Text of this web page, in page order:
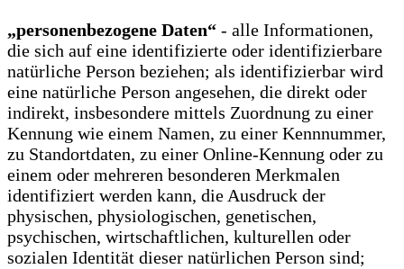
„personenbezogene Daten“ - alle Informationen,
die sich auf eine identifizierte oder identifizierbare
natürliche Person beziehen; als identifizierbar wird
eine natürliche Person angesehen, die direkt oder
indirekt, insbesondere mittels Zuordnung zu einer
Kennung wie einem Namen, zu einer Kennnummer,
zu Standortdaten, zu einer Online-Kennung oder zu
einem oder mehreren besonderen Merkmalen
identifiziert werden kann, die Ausdruck der
physischen, physiologischen, genetischen,
psychischen, wirtschaftlichen, kulturellen oder
sozialen Identität dieser natürlichen Person sind;